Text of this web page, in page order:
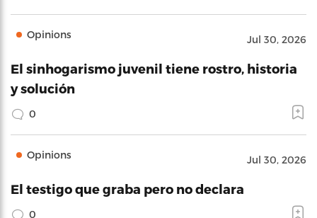
Opinions Jul 30, 2026
El sinhogarismo juvenil tiene rostro, historia
y solución
0
Opinions Jul 30, 2026
El testigo que graba pero no declara
0